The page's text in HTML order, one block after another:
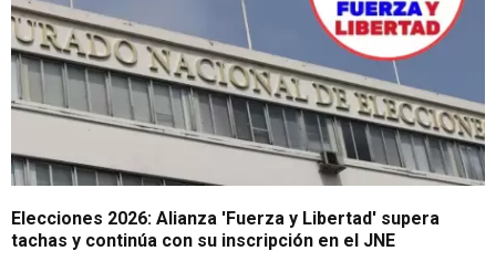
Elecciones 2026: Alianza 'Fuerza y Libertad' supera
tachas y continúa con su inscripción en el JNE